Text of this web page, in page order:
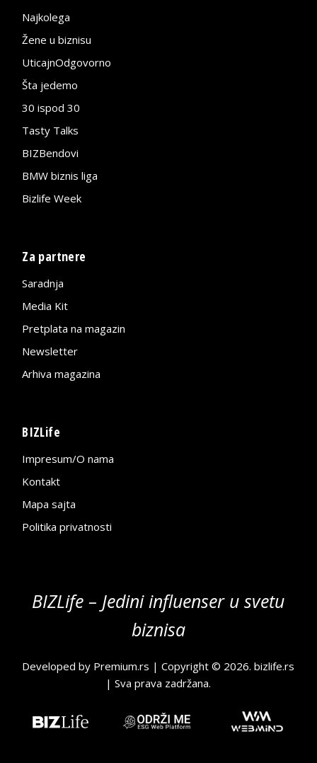
Najkolega
Žene u biznisu
UticajnOdgovorno
Šta jedemo
30 ispod 30
Tasty Talks
BIZBendovi
BMW biznis liga
Bizlife Week
Za partnere
Saradnja
Media Kit
Pretplata na magazin
Newsletter
Arhiva magazina
BIZLife
Impresum/O nama
Kontakt
Mapa sajta
Politika privatnosti
BIZLife – Jedini influenser u svetu
biznisa
Developed by Premium.rs | Copyright © 2026.bizlife.rs
| Sva prava zadržana.